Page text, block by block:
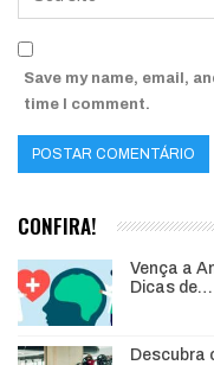
Save my name, email,
time I comment.
CONFIRA!
Vença a
Dicas de…
Descubra